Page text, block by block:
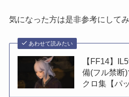
気になった方は是非参考にしてみ
あわせて読みたい
【FF14】
備(フル禁断
クロ集【パ